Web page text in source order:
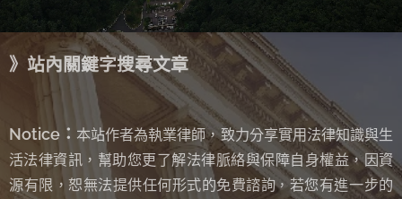
》站內關鍵字搜尋文章
Notice： 本站作者為執業律師，致力分享實用法律知識與生
活法律資訊，幫助您更了解法律脈絡與保障自身權益，因資
源有限，恕無法提供任何形式的免費諮詢， 若您有進一步的